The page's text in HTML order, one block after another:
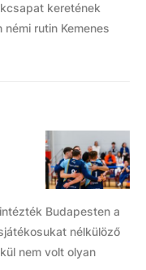
keretének
rutin Kemenes
Budapesten a
nélkülöző
nem volt olyan